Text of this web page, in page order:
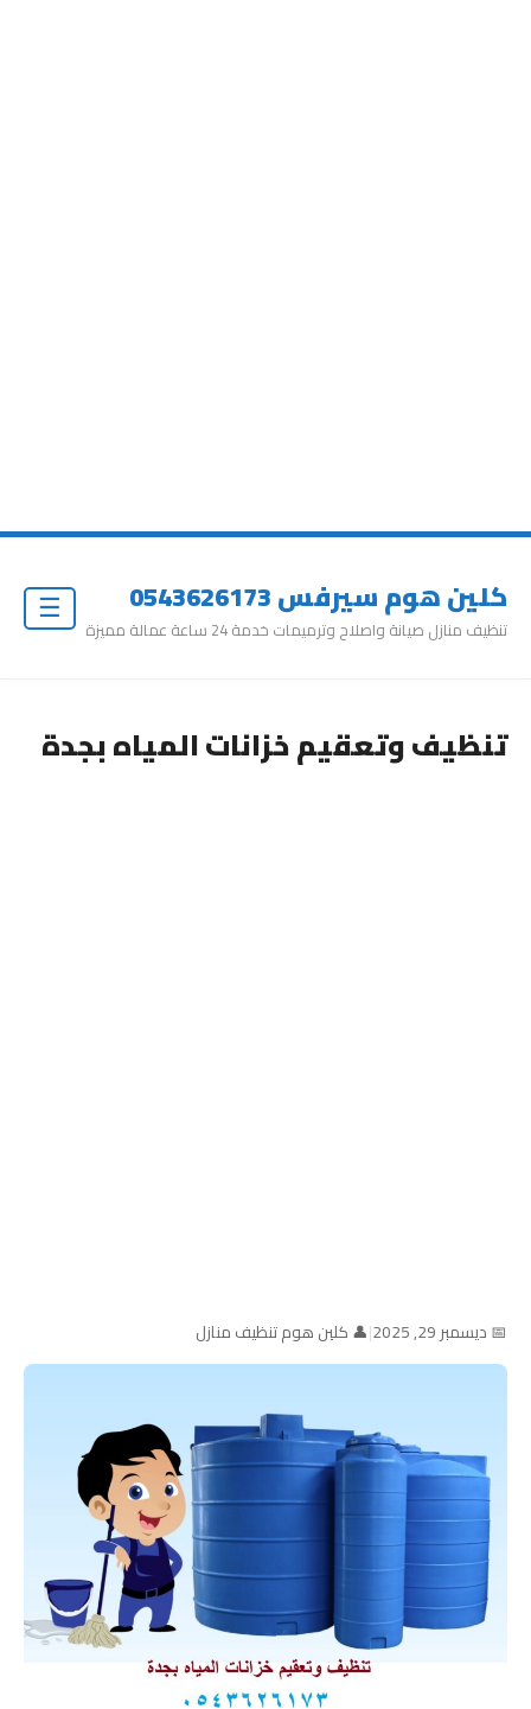
كلين هوم سيرفس 0543626173
تنظيف منازل صيانة واصلاح وترميمات خدمة 24 ساعة عمالة مميزة
تنظيف وتعقيم خزانات المياه بجدة
📅 ديسمبر 29, 2025 |👤 كلين هوم تنظيف منازل